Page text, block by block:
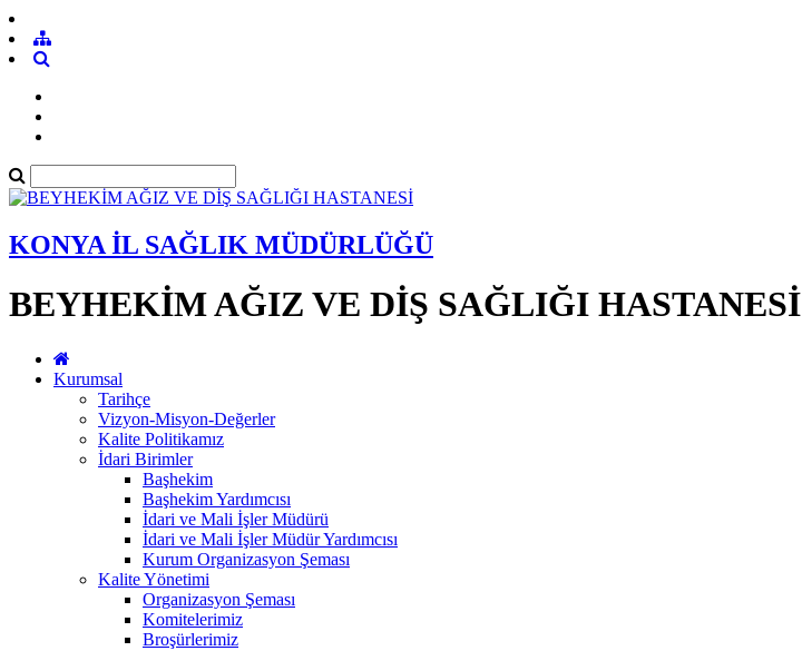
KONYA İL SAĞLIK MÜDÜRLÜĞÜ
BEYHEKİM AĞIZ VE DİŞ SAĞLIĞI HASTANESİ
Kurumsal
Tarihçe
Vizyon-Misyon-Değerler
Kalite Politikamız
İdari Birimler
Başhekim
Başhekim Yardımcısı
İdari ve Mali İşler Müdürü
İdari ve Mali İşler Müdür Yardımcısı
Kurum Organizasyon Şeması
Kalite Yönetimi
Organizasyon Şeması
Komitelerimiz
Broşürlerimiz